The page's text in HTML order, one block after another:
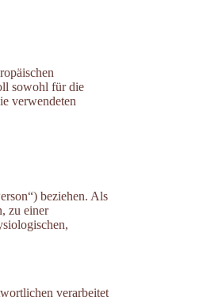
sowohl für die
verwendeten
beziehen. Als
zu einer
verarbeitet